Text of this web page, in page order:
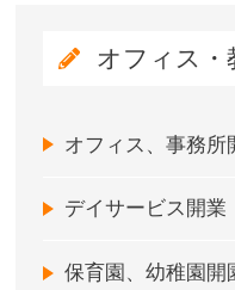
オフィス・
オフィス、事務所
デイサービス開業
保育園、幼稚園開